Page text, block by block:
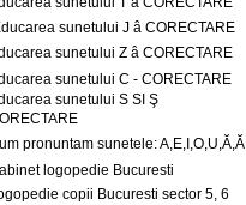
sunetului J â CORECTARE
sunetului Z â CORECTARE
sunetului C - CORECTARE
sunetului S SI Ş
pronuntam sunetele: A,E,I,O,U,Ă,Ă
logopedie Bucuresti
copii Bucuresti sector 5, 6